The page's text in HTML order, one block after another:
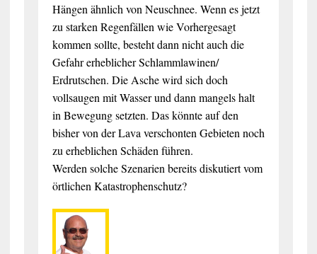
Hängen ähnlich von Neuschnee. Wenn es jetzt
zu starken Regenfällen wie Vorhergesagt
kommen sollte, besteht dann nicht auch die
Gefahr erheblicher Schlammlawinen/
Erdrutschen. Die Asche wird sich doch
vollsaugen mit Wasser und dann mangels halt
in Bewegung setzten. Das könnte auf den
bisher von der Lava verschonten Gebieten noch
zu erheblichen Schäden führen.
Werden solche Szenarien bereits diskutiert vom
örtlichen Katastrophenschutz?